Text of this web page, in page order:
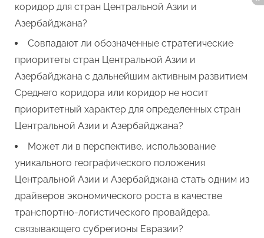
коридор для стран Центральной Азии и
Азербайджана?
Совпадают ли обозначенные стратегические
приоритеты стран Центральной Азии и
Азербайджана с дальнейшим активным развитием
Среднего коридора или коридор не носит
приоритетный характер для определенных стран
Центральной Азии и Азербайджана?
Может ли в перспективе, использование
уникального географического положения
Центральной Азии и Азербайджана стать одним из
драйверов экономического роста в качестве
транспортно-логистического провайдера,
связывающего субрегионы Евразии?